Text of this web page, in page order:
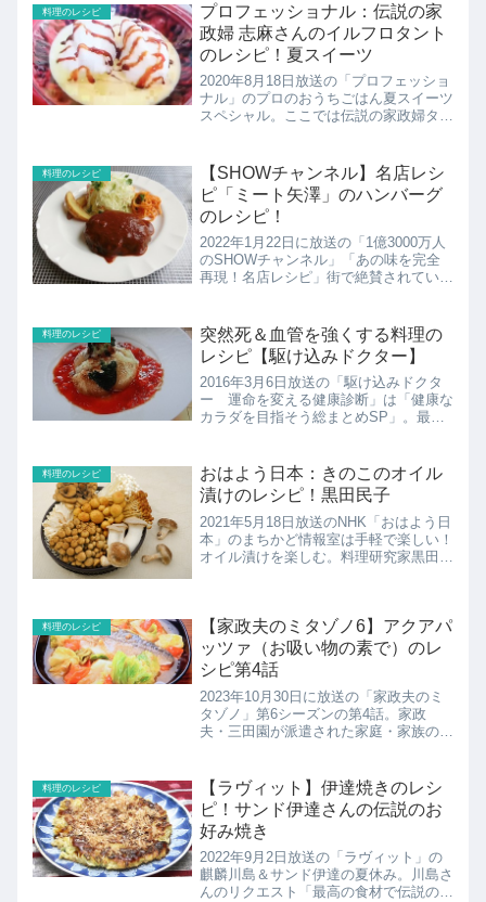
料理のレシピ
プロフェッショナル：伝説の家
政婦 志麻さんのイルフロタント
のレシピ！夏スイーツ
2020年8月18日放送の「プロフェッショ
ナル」のプロのおうちごはん夏スイーツ
スペシャル。ここでは伝説の家政婦タサ
料理のレシピ
【SHOWチャンネル】名店レシ
ピ「ミート矢澤」のハンバーグ
のレシピ！
2022年1月22日に放送の「1億3000万人
のSHOWチャンネル」「あの味を完全
再現！名店レシピ」街で絶賛されている
画！今回は名店「ミート矢澤」のハンバ
ーグのレシピ＆...
料理のレシピ
突然死＆血管を強くする料理の
レシピ【駆け込みドクター】
2016年3月6日放送の「駆け込みドクタ
ー 運命を変える健康診断」は「健康な
カラダを目指そう総まとめSP」。最強
食同源！血管最強の料理」の紹介！
料理のレシピ
おはよう日本：きのこのオイル
漬けのレシピ！黒田民子
2021年5月18日放送のNHK「おはよう日
本」のまちかど情報室は手軽で楽しい！
オイル漬けを楽しむ。料理研究家黒田民
料理のレシピ
【家政夫のミタゾノ6】アクアパ
ッツァ（お吸い物の素で）のレ
シピ第4話
2023年10月30日に放送の「家政夫のミ
タゾノ」第6シーズンの第4話。家政
夫・三田園が派遣された家庭・家族の内
快ドラマ！こちらでは番組で紹介してい
たお吸い物の素でアク...
料理のレシピ
【ラヴィット】伊達焼きのレシ
ピ！サンド伊達さんの伝説のお
好み焼き
2022年9月2日放送の「ラヴィット」の
麒麟川島＆サンド伊達の夏休み。川島さ
んのリクエスト「最高の食材で伝説の伊